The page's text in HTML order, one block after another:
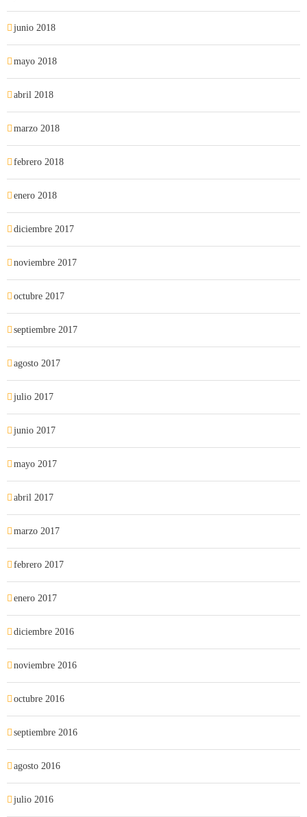
junio 2018
mayo 2018
abril 2018
marzo 2018
febrero 2018
enero 2018
diciembre 2017
noviembre 2017
octubre 2017
septiembre 2017
agosto 2017
julio 2017
junio 2017
mayo 2017
abril 2017
marzo 2017
febrero 2017
enero 2017
diciembre 2016
noviembre 2016
octubre 2016
septiembre 2016
agosto 2016
julio 2016